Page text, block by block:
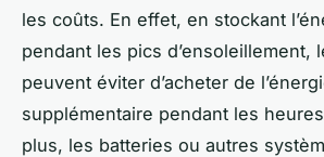
les coûts. En effet, en stockant
pendant les pics d’ensoleillement,
peuvent éviter d’acheter de
supplémentaire pendant les
plus, les batteries ou autres